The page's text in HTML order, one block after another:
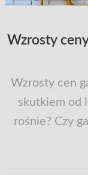
Wzrosty
Wzrosty cen
skutkiem od
rośnie? Czy